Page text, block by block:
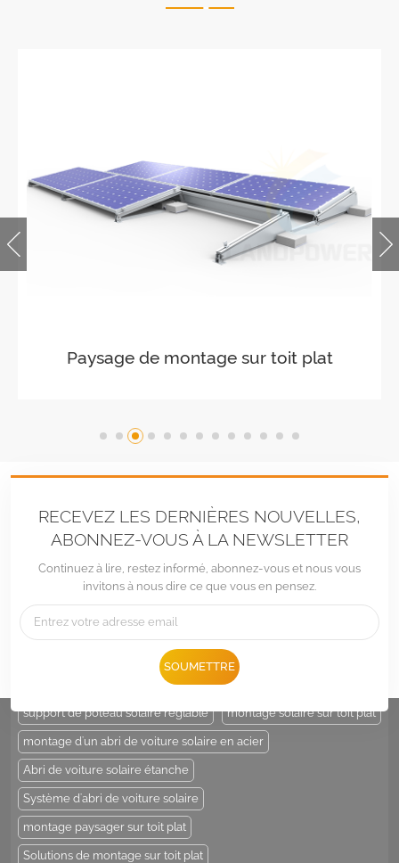
Paysage de montage sur toit plat
RECEVEZ LES DERNIÈRES NOUVELLES,
ABONNEZ-VOUS À LA NEWSLETTER
Continuez à lire, restez informé, abonnez-vous et nous vous
invitons à nous dire ce que vous en pensez.
SOUMETTRE
E-mail :Sales@LandpowerSolar.com
Add : Unit 206-9, No 15, Duiying Road, Jimei District, Xiamen, China
support de poteau solaire
support de poteau solaire réglable montage solaire sur toit plat
montage d'un abri de voiture solaire en acier
Abri de voiture solaire étanche
Système d'abri de voiture solaire
montage paysager sur toit plat
Solutions de montage sur toit plat